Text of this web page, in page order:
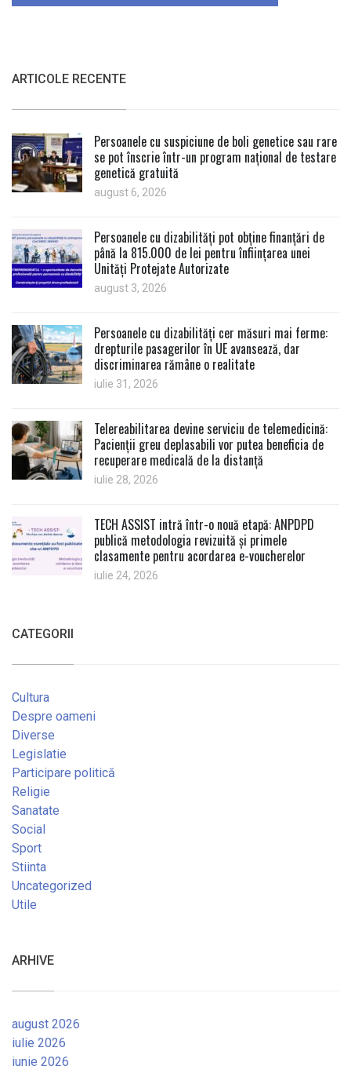
ARTICOLE RECENTE
Persoanele cu suspiciune de boli genetice sau rare
se pot înscrie într-un program național de testare
genetică gratuită
august 6, 2026
Persoanele cu dizabilități pot obține finanțări de
până la 815.000 de lei pentru înființarea unei
Unități Protejate Autorizate
august 3, 2026
Persoanele cu dizabilități cer măsuri mai ferme:
drepturile pasagerilor în UE avansează, dar
discriminarea rămâne o realitate
iulie 31, 2026
Telereabilitarea devine serviciu de telemedicină:
Pacienții greu deplasabili vor putea beneficia de
recuperare medicală de la distanță
iulie 28, 2026
TECH ASSIST intră într-o nouă etapă: ANPDPD
publică metodologia revizuită și primele
clasamente pentru acordarea e-voucherelor
iulie 24, 2026
CATEGORII
Cultura
Despre oameni
Diverse
Legislatie
Participare politică
Religie
Sanatate
Social
Sport
Stiinta
Uncategorized
Utile
ARHIVE
august 2026
iulie 2026
iunie 2026